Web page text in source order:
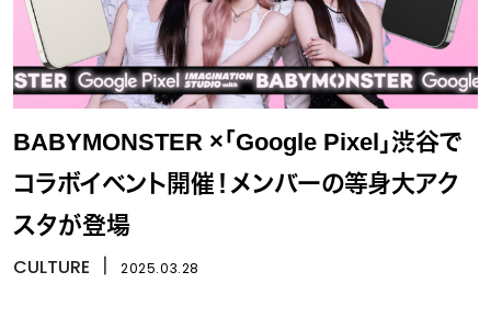
BABYMONSTER ×「Google Pixel」渋谷で
コラボイベント開催！メンバーの等身大アク
スタが登場
CULTURE 2025.03.28